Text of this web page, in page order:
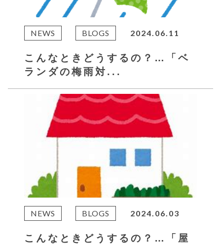
NEWS BLOGS 2024.06.11
こんなときどうするの？…「ベ
ランダの梅雨対...
NEWS BLOGS 2024.06.03
こんなときどうするの？…「屋